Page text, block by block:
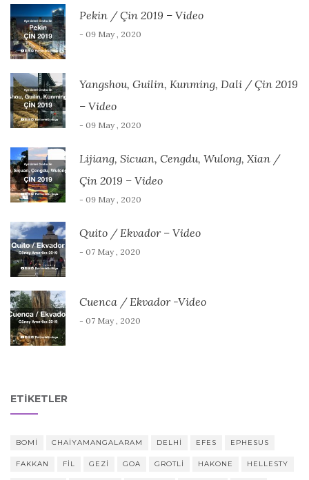
Pekin / Çin 2019 – Video
- 09 May , 2020
Yangshou, Guilin, Kunming, Dali / Çin 2019
– Video
- 09 May , 2020
Lijiang, Sicuan, Cengdu, Wulong, Xian /
Çin 2019 – Video
- 09 May , 2020
Quito / Ekvador – Video
- 07 May , 2020
Cuenca / Ekvador -Video
- 07 May , 2020
ETIKETLER
BOMI CHAIYAMANGALARAM DELHI EFES EPHESUS
FAKKAN FIL GEZI GOA GROTLI HAKONE HELLESTY